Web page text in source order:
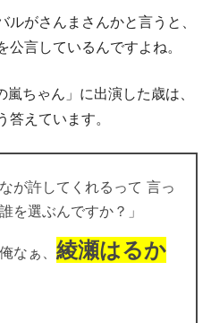
がさんまさんかと言うと、
言しているんですよね。
ちゃん」に出演した歳は、
えています。
が許してくれるって 言っ
を選ぶんですか？」
なぁ、 綾瀬はるか